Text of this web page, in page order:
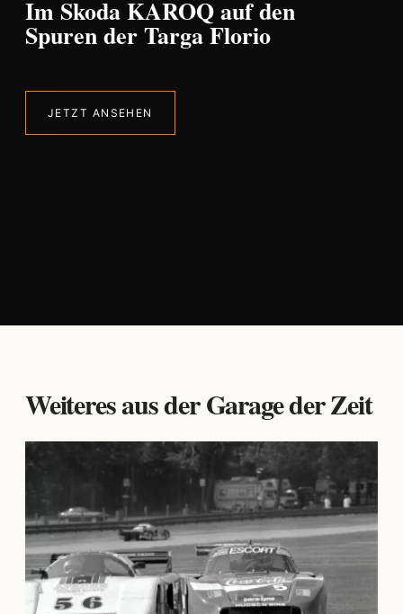
Im Skoda KAROQ auf den
Spuren der Targa Florio
JETZT ANSEHEN
Weiteres aus der Garage der Zeit